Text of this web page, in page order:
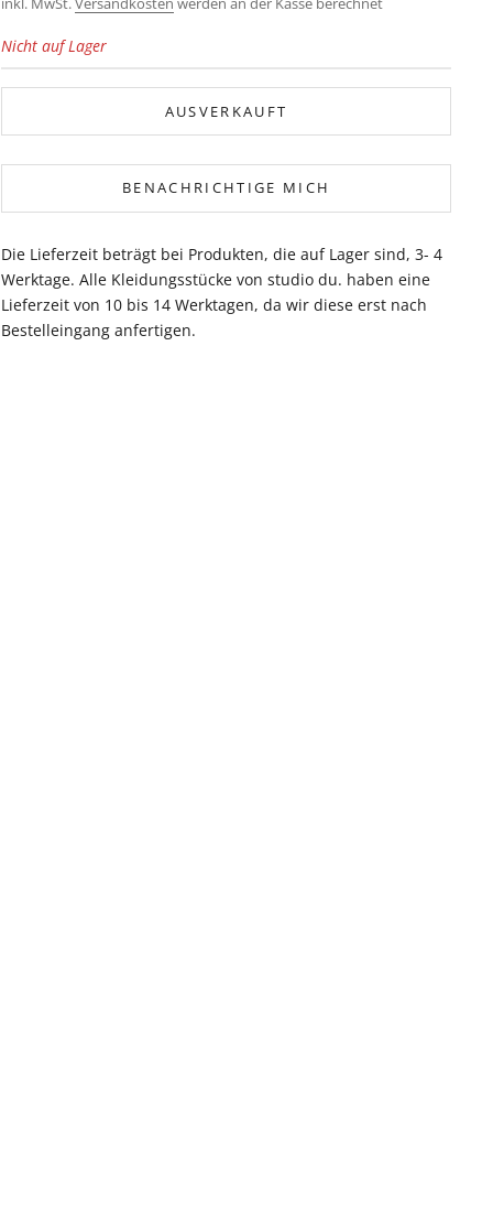
Nicht auf Lager
AUSVERKAUFT
BENACHRICHTIGE MICH
Die Lieferzeit beträgt bei Produkten, die auf Lager sind, 3- 4
Werktage. Alle Kleidungsstücke von studio du. haben eine
Lieferzeit von 10 bis 14 Werktagen, da wir diese erst nach
Bestelleingang anfertigen.